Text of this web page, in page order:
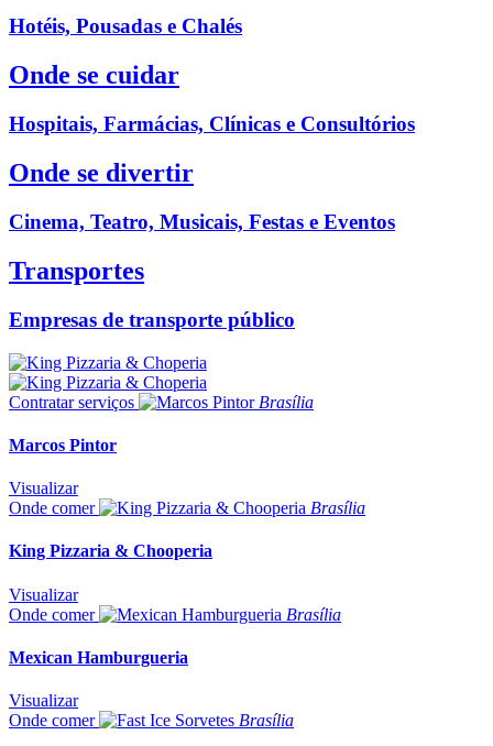
Hotéis, Pousadas e Chalés
Onde se cuidar
Hospitais, Farmácias, Clínicas e Consultórios
Onde se divertir
Cinema, Teatro, Musicais, Festas e Eventos
Transportes
Empresas de transporte público
Contratar serviços Brasília
Marcos Pintor
Visualizar
Onde comer
Brasília
King Pizzaria & Chooperia
Visualizar
Onde comer
Brasília
Mexican Hamburgueria
Visualizar
Onde comer
Brasília